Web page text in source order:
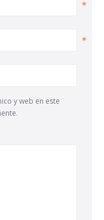
y web en este